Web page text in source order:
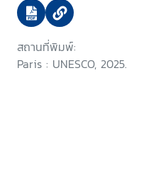
สถานที่พิมพ์:
Paris : UNESCO, 2025.